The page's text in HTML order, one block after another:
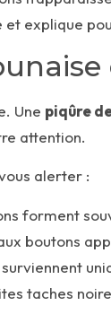
explique
Une piqûre
attention.
alerter :
forment
boutons
taches